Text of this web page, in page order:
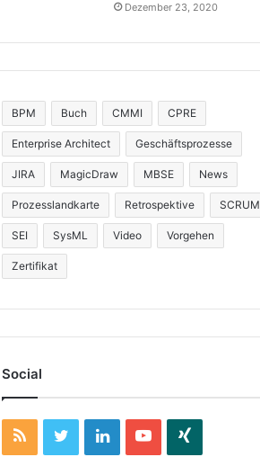
Dezember 23, 2020
BPM Buch CMMI CPRE
Enterprise Architect Geschäftsprozesse
JIRA MagicDraw MBSE News
Prozesslandkarte Retrospektive SCRUM
SEI SysML Video Vorgehen
Zertifikat
Social
L